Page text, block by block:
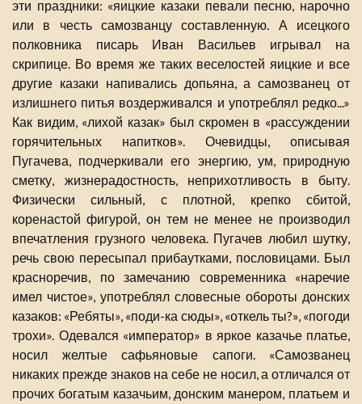
эти праздники: «яицкие казаки певали песню, нарочно
или в честь самозванцу составленную. А исецкого
полковника писарь Иван Васильев игрывал на
скрипице. Во время же таких веселостей яицкие и все
другие казаки напивались допьяна, а самозванец от
излишнего питья воздерживался и употреблял редко...»
Как видим, «лихой казак» был скромен в «рассуждении
горячительных напитков». Очевидцы, описывая
Пугачева, подчеркивали его энергию, ум, природную
сметку, жизнерадостность, неприхотливость в быту.
Физически сильный, с плотной, крепко сбитой,
коренастой фигурой, он тем не менее не производил
впечатления грузного человека. Пугачев любил шутку,
речь свою пересыпал прибаутками, пословицами. Был
красноречив, по замечанию современника «наречие
имел чистое», употреблял словесные обороты донских
казаков: «Ребяты», «поди-ка сюды», «откель ты?», «погоди
трохи». Одевался «император» в яркое казачье платье,
носил желтые сафьяновые сапоги. «Самозванец
никаких прежде знаков на себе не носил, а отличался от
прочих богатым казачьим, донским манером, платьем и